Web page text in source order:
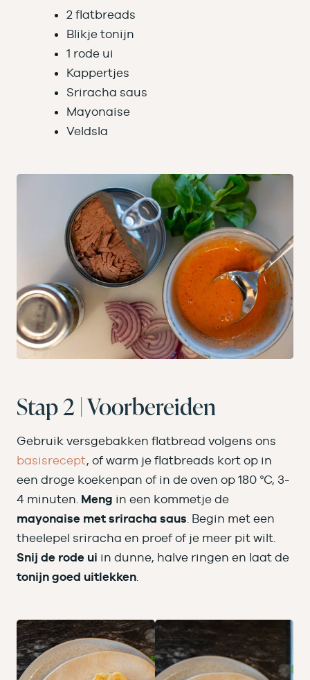
2 flatbreads
Blikje tonijn
1 rode ui
Kappertjes
Sriracha saus
Mayonaise
Veldsla
Stap 2 | Voorbereiden
Gebruik versgebakken flatbread volgens ons
basisrecept, of warm je flatbreads kort op in
een droge koekenpan of in de oven op 180 °C, 3-
4 minuten. Meng in een kommetje de
mayonaise met sriracha saus . Begin met een
theelepel sriracha en proef of je meer pit wilt.
Snij de rode ui in dunne, halve ringen en laat de
tonijn goed uitlekken